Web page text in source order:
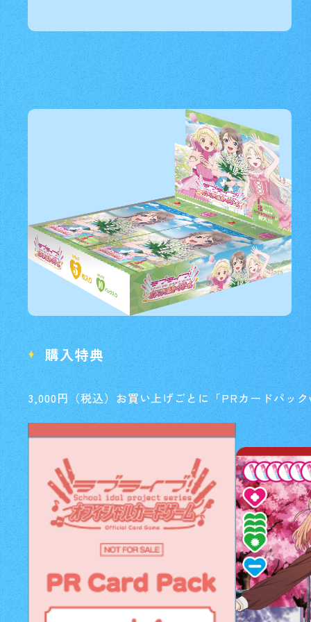
購入特典
3,000円（税込）お買い上げごとに「PRカードパッ